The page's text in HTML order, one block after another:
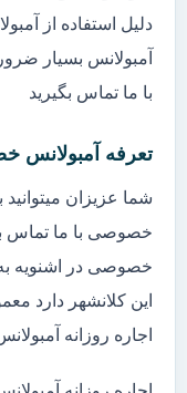
دلیل استفاده از
آمبولانس بسیار
با ما تماس بگیرید
تعرفه آمبولانس
شما عزیزان
خصوصی با ما تماس
خصوصی در اشنویه
این کلانشهر دارد
اجاره روزانه